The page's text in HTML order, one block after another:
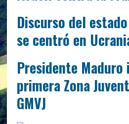
Discurso del
se centró en
Presidente Maduro
primera Zona
GMVJ